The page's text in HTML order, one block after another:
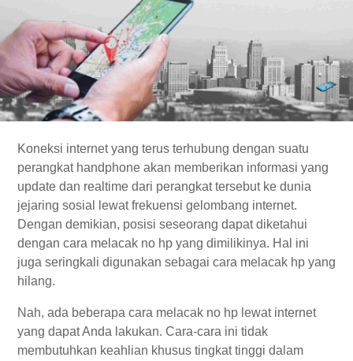
Koneksi internet yang terus terhubung dengan suatu
perangkat handphone akan memberikan informasi yang
update dan realtime dari perangkat tersebut ke dunia
jejaring sosial lewat frekuensi gelombang internet.
Dengan demikian, posisi seseorang dapat diketahui
dengan cara melacak no hp yang dimilikinya. Hal ini
juga seringkali digunakan sebagai cara melacak hp yang
hilang.
Nah, ada beberapa cara melacak no hp lewat internet
yang dapat Anda lakukan. Cara-cara ini tidak
membutuhkan keahlian khusus tingkat tinggi dalam